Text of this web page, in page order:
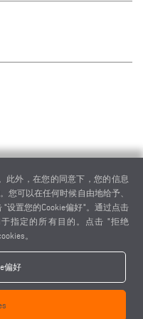
- Germany - Phone+49 7041-14 0
此外，在您的同意下，您的信息
您可以在任何时候自由地给予、
设置您的Cookie偏好"。通过点击
指定的所有目的。点击 "拒绝
。
偏好